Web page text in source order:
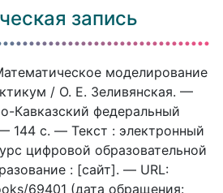
запись
моделирование
/ О. Е. Зеливянская. —
Кавказский федеральный
144 c. — Текст : электронный
цифровой образовательной
: [сайт]. — URL:
69401 (дата обращения: